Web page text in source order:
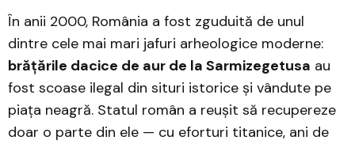
În anii 2000, România a fost zguduită de unul
dintre cele mai mari jafuri arheologice moderne:
brățările dacice de aur de la Sarmizegetusa au
fost scoase ilegal din situri istorice și vândute pe
piața neagră. Statul român a reușit să recupereze
doar o parte din ele — cu eforturi titanice, ani de